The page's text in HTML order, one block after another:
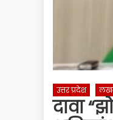
उत्तर प्रदेश
दावा